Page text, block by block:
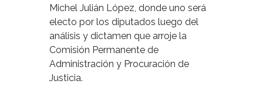
Michel Julián López, donde uno será
electo por los diputados luego del
análisis y dictamen que arroje la
Comisión Permanente de
Administración y Procuración de
Justicia.